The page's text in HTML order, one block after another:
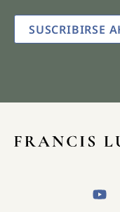
e
*
SUSCRIBIRSE
Y
o